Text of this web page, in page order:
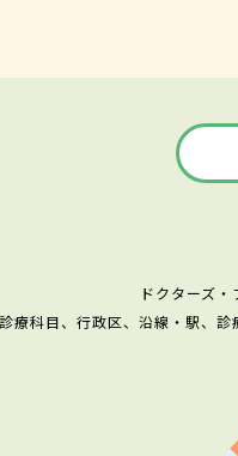
ドクターズ
診療科目、行政区、沿線・駅、